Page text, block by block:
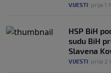
VIJESTI prije 1 h
HSP BiH
sudu BiH
Slavena
VIJESTI prije 2